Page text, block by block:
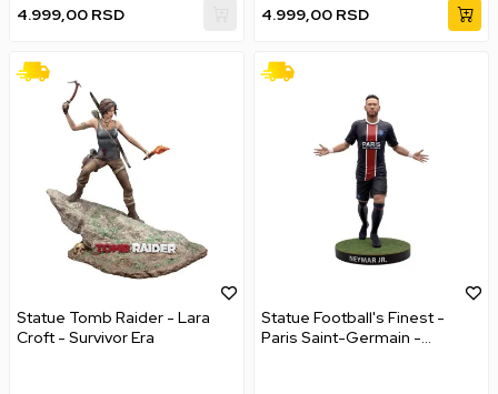
4.999,00 RSD 4.999,00 RSD
Statue Tomb Raider - Lara
Croft - Survivor Era
Statue Football's Finest -
Paris Saint-Germain -